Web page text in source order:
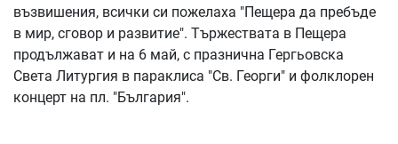
възвишения, всички си пожелаха "Пещера да пребъде
в мир, сговор и развитие". Тържествата в Пещера
продължават и на 6 май, с празнична Гергьовска
Света Литургия в параклиса "Св. Георги" и фолклорен
концерт на пл. "България".